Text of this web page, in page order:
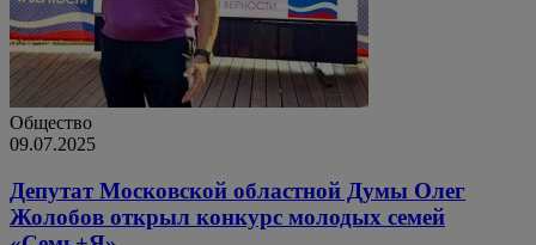
Общество
09.07.2025
Депутат Московской областной Думы Олег
Жолобов открыл конкурс молодых семей